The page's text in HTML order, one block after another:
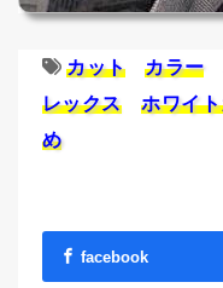
カット カラー
レックス
ホワイ
め
facebook